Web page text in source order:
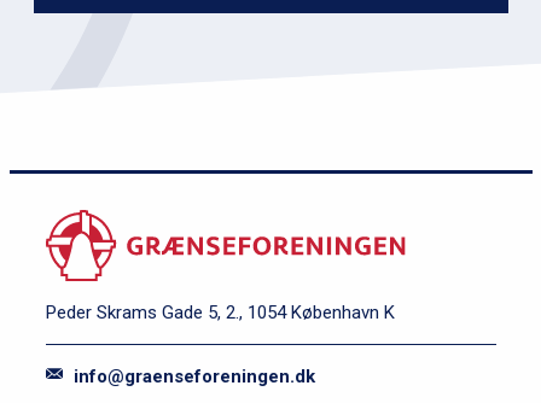
Peder Skrams Gade 5, 2., 1054 København K
info@graenseforeningen.dk